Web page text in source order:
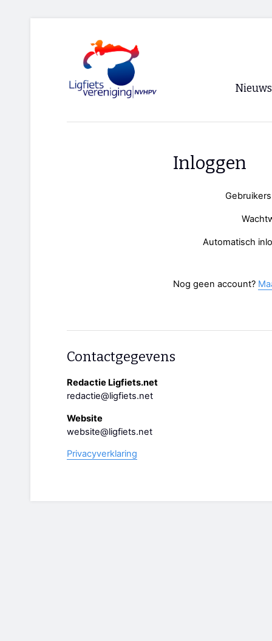
Nieuws
Inloggen
Automatisch
Nog geen account?
Contactgegevens
Redactie Ligfiets.net
redactie@ligfiets.net
Website
website@ligfiets.net
Privacyverklaring